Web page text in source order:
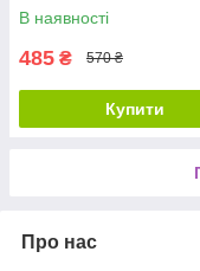
В наявності
485 ₴ 570 ₴
Купити
Про нас